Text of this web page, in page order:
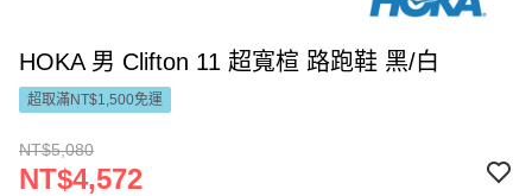
HOKA 男 Clifton 11 超寬楦 路跑鞋 黑/白
超取滿NT$1,500免運
NT$5,080
NT$4,572